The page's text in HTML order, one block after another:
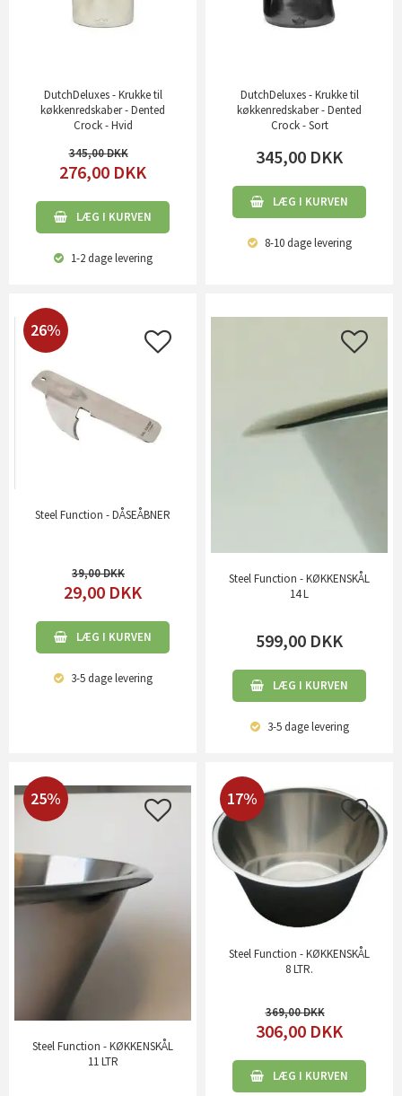
DutchDeluxes - Krukke til
køkkenredskaber - Dented
Crock - Hvid
345,00
276,00 DKK
LÆG I KURVEN
1-2 dagelevering
DutchDeluxes - Krukke til
køkkenredskaber - Dented
Crock - Sort
345,00 DKK
LÆG I KURVEN
8-10 dagelevering
26%
Steel Function - DÅSEÅBNER
39,00
29,00 DKK
LÆG I KURVEN
3-5 dagelevering
Steel Function - KØKKENSKÅL
14 L
599,00 DKK
LÆG I KURVEN
3-5 dagelevering
25%
Steel Function - KØKKENSKÅL
11 LTR
17%
Steel Function - KØKKENSKÅL
8 LTR.
369,00
306,00 DKK
LÆG I KURVEN